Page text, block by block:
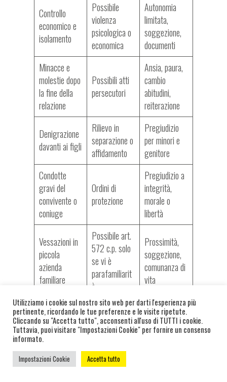
Controllo
economico e
isolamento
Possibile
violenza
psicologica o
economica
Autonomia
limitata,
soggezione,
documenti
Minacce e
molestie dopo
la fine della
relazione
Possibili atti
persecutori
Ansia, paura,
cambio
abitudini,
reiterazione
Denigrazione
davanti ai figli
Rilievo in
separazione o
affidamento
Pregiudizio
per minori e
genitore
Condotte
gravi del
convivente o
coniuge
Ordini di
protezione
Pregiudizio a
integrità,
morale o
libertà
Vessazioni in
piccola
azienda
familiare
Possibile art.
572 c.p. solo
se vi è
parafamiliarit
à
Prossimità,
soggezione,
comunanza di
vita
Domande Frequenti Sul
Mobbing Familiare
Il Mobbing Familiare È
Utilizziamo i cookie sul nostro sito web per darti l'esperienza più
pertinente, ricordando le tue preferenze e le visite ripetute.
Cliccando su "Accetta tutto", acconsenti all'uso di TUTTI i cookie.
Tuttavia, puoi visitare "Impostazioni Cookie" per fornire un consenso
informato.
Impostazioni Cookie Accetta tutto